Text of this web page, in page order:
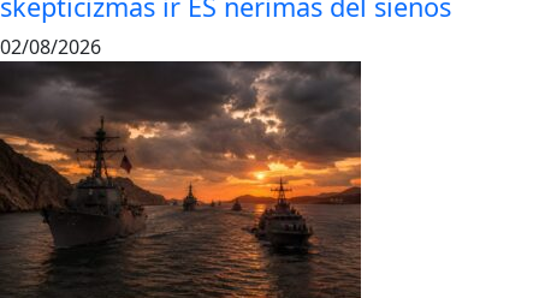
02/08/2026